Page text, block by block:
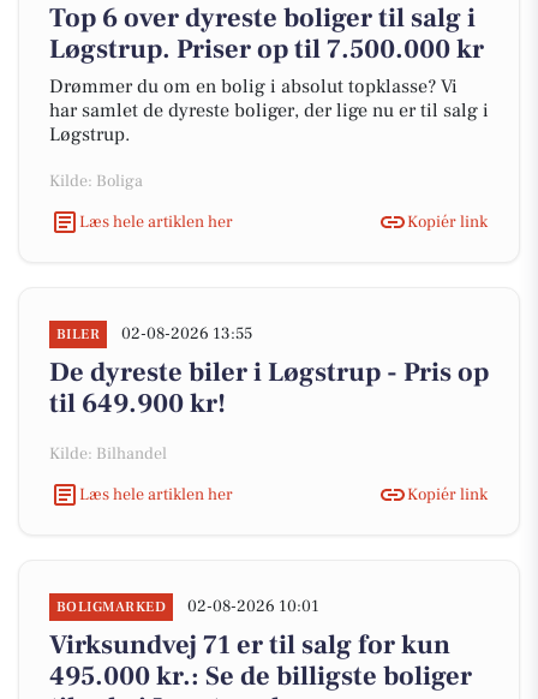
Top 6 over dyreste boliger til salg i
Løgstrup. Priser op til 7.500.000 kr
Drømmer du om en bolig i absolut topklasse? Vi
har samlet de dyreste boliger, der lige nu er til salg i
Løgstrup.
Kilde: Boliga
Læs hele artiklen her
Kopiér link
BILER 02-08-2026 13:55
De dyreste biler i Løgstrup - Pris op
til 649.900 kr!
Kilde: Bilhandel
Læs hele artiklen her
Kopiér link
BOLIGMARKED 02-08-2026 10:01
Virksundvej 71 er til salg for kun
495.000 kr.: Se de billigste boliger